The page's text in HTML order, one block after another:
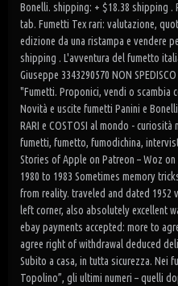
Bonelli. shipping: + $18.38 shipping .
tab. Fumetti Tex rari: valutazione,
edizione da una ristampa e vendere
shipping . L'avventura del fumetto
Giuseppe 3343290570 NON
"Fumetti. Proponici, vendi o scambia
Novità e uscite fumetti Panini e
RARI e COSTOSI al mondo -
fumetti, fumetto, fumodichina,
Stories of Apple on Patreon – Woz
1980 to 1983 Sometimes memory
from reality. traveled and dated 1952
left corner, also absolutely excellent
ebay payments accepted: more to
agree right of withdrawal deduced
Subito a casa, in tutta sicurezza. Nei
Topolino”, gli ultimi numeri – quelli